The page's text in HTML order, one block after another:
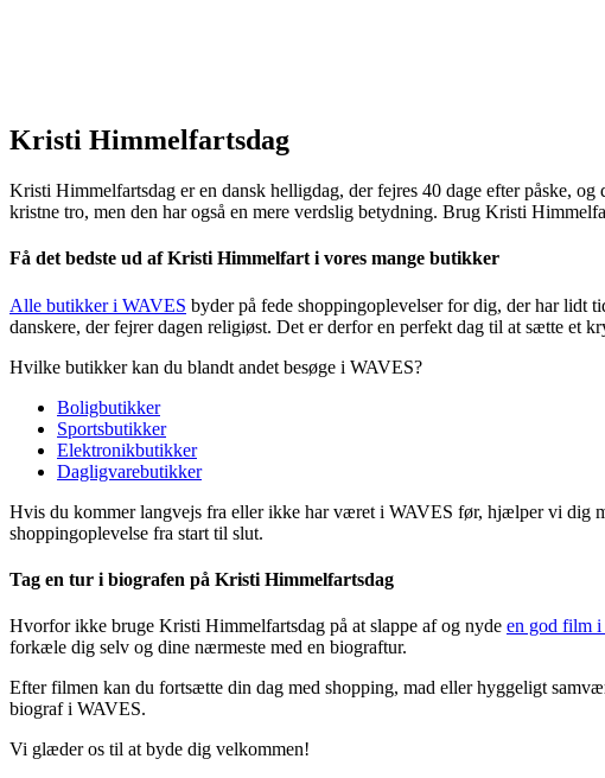
Kristi Himmelfartsdag
Kristi Himmelfartsdag er en dansk helligdag, der fejres 40 dage efter påske,
kristne tro, men den har også en mere verdslig betydning. Brug Kristi
Få det bedste ud af Kristi Himmelfart i vores mange butikker
Alle butikker i WAVES byder på fede shoppingoplevelser for dig, der har lidt
danskere, der fejrer dagen religiøst. Det er derfor en perfekt dag til at sætte et
Hvilke butikker kan du blandt andet besøge i WAVES?
Boligbutikker
Sportsbutikker
Elektronikbutikker
Dagligvarebutikker
Hvis du kommer langvejs fra eller ikke har været i WAVES før, hjælper vi dig
shoppingoplevelse fra start til slut.
Tag en tur i biografen på Kristi Himmelfartsdag
Hvorfor ikke bruge Kristi Himmelfartsdag på at slappe af og nyde en god film
forkæle dig selv og dine nærmeste med en biograftur.
Efter filmen kan du fortsætte din dag med shopping, mad eller hyggeligt
biograf i WAVES.
Vi glæder os til at byde dig velkommen!